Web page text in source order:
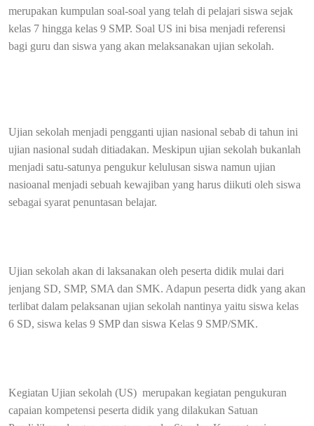
merupakan kumpulan soal-soal yang telah di pelajari siswa sejak
kelas 7 hingga kelas 9 SMP. Soal US ini bisa menjadi referensi
bagi guru dan siswa yang akan melaksanakan ujian sekolah.
Ujian sekolah menjadi pengganti ujian nasional sebab di tahun ini
ujian nasional sudah ditiadakan. Meskipun ujian sekolah bukanlah
menjadi satu-satunya pengukur kelulusan siswa namun ujian
nasioanal menjadi sebuah kewajiban yang harus diikuti oleh siswa
sebagai syarat penuntasan belajar.
Ujian sekolah akan di laksanakan oleh peserta didik mulai dari
jenjang SD, SMP, SMA dan SMK. Adapun peserta didk yang akan
terlibat dalam pelaksanan ujian sekolah nantinya yaitu siswa kelas
6 SD, siswa kelas 9 SMP dan siswa Kelas 9 SMP/SMK.
Kegiatan Ujian sekolah (US) merupakan kegiatan pengukuran
capaian kompetensi peserta didik yang dilakukan Satuan